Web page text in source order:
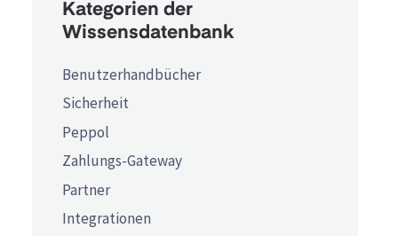
Kategorien der
Wissensdatenbank
Benutzerhandbücher
Sicherheit
Peppol
Zahlungs-Gateway
Partner
Integrationen